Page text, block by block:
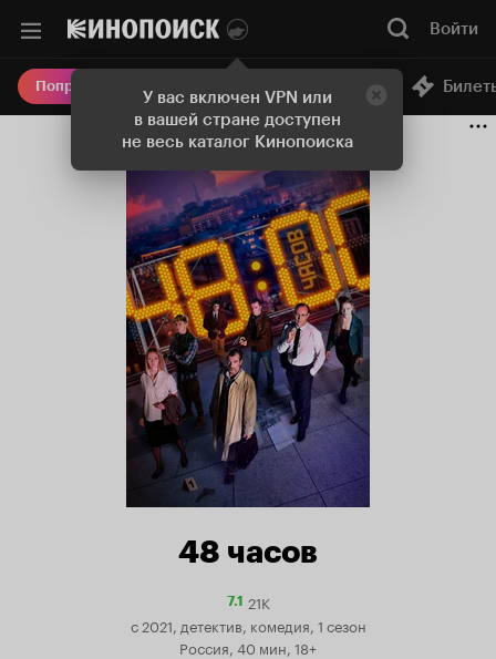
У вас включен VPN или
в вашей стране доступен
не весь каталог Кинопоиска
Войти
Попробовать Плюс Онлайн-кинотеатр
48 часов
7.1Рейтинг
Кинопоиска
7.1
21K
с 2021, детектив, комедия, 1 сезон
Россия, 40 мин, 18+